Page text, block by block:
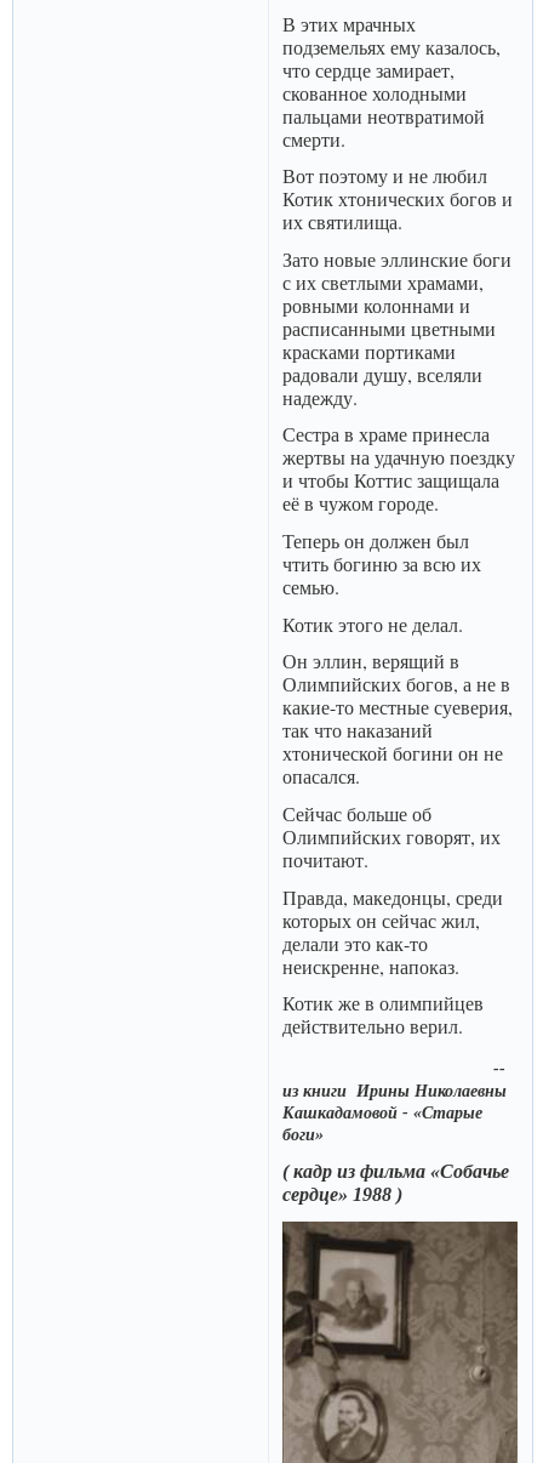
В этих мрачных
подземельях ему казалось,
что сердце замирает,
скованное холодными
пальцами неотвратимой
смерти.
Вот поэтому и не любил
Котик хтонических богов и
их святилища.
Зато новые эллинские боги
с их светлыми храмами,
ровными колоннами и
расписанными цветными
красками портиками
радовали душу, вселяли
надежду.
Сестра в храме принесла
жертвы на удачную поездку
и чтобы Коттис защищала
её в чужом городе.
Теперь он должен был
чтить богиню за всю их
семью.
Котик этого не делал.
Он эллин, верящий в
Олимпийских богов, а не в
какие-то местные суеверия,
так что наказаний
хтонической богини он не
опасался.
Сейчас больше об
Олимпийских говорят, их
почитают.
Правда, македонцы, среди
которых он сейчас жил,
делали это как-то
неискренне, напоказ.
Котик же в олимпийцев
действительно верил.
--
из книги Ирины Николаевны
Кашкадамовой - «Старые
боги»
( кадр из фильма «Собачье
сердце» 1988 )